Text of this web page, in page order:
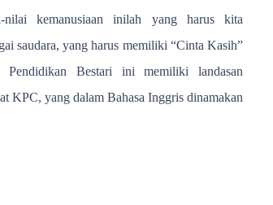
kemanusiaan inilah yang harus kita
saudara, yang harus memiliki “Cinta Kasih”
Bestari ini memiliki landasan
KPC, yang dalam Bahasa Inggris dinamakan